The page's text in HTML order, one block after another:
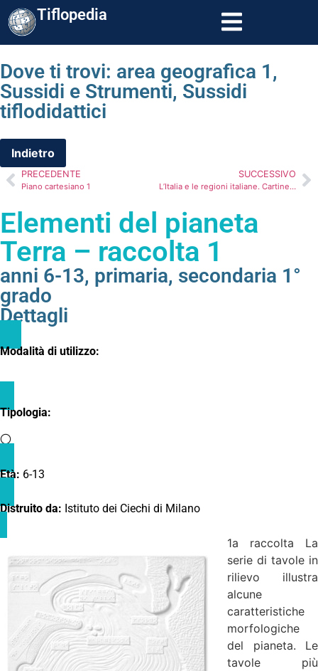
Tiflopedia
Dove ti trovi: area geografica 1 ,
Sussidi e Strumenti, Sussidi
tiflodidattici
PRECEDENTE
Piano cartesiano 1
SUCCESSIVO
L’Italia e le regioni italiane. Cartine mute
Elementi del pianeta
Terra – raccolta 1
anni 6-13, primaria, secondaria 1°
grado
Dettagli
Modalità di utilizzo:
Tipologia:
Età: 6-13
Distruito da: Istituto dei Ciechi di Milano
1a raccolta La
serie di tavole in
rilievo illustra
alcune
caratteristiche
morfologiche
del pianeta. Le
tavole più